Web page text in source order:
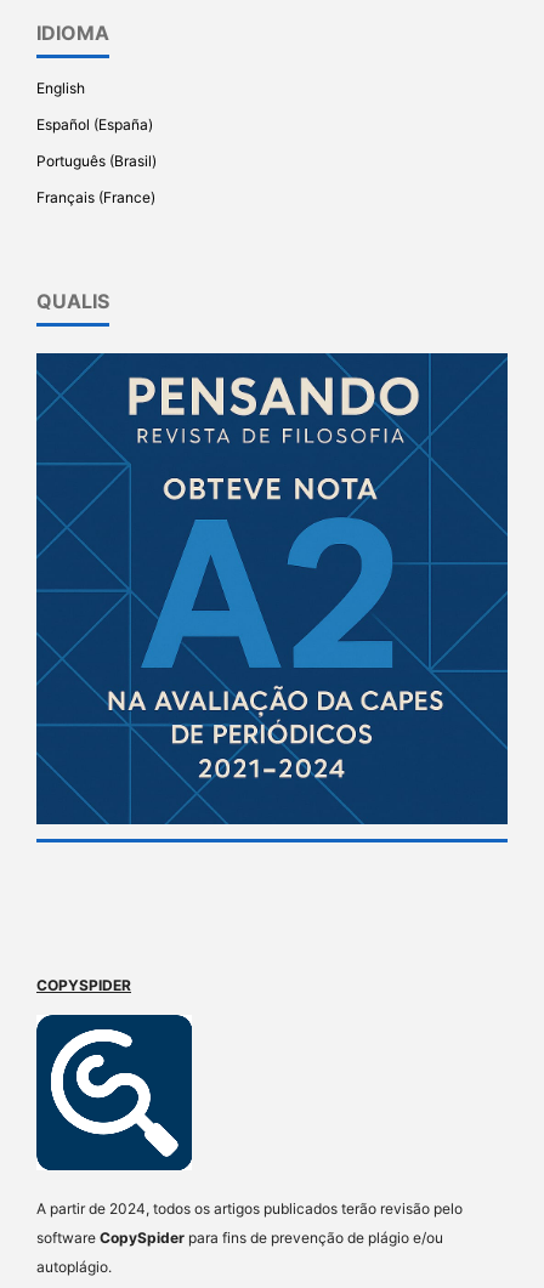
IDIOMA
English
Español (España)
Português (Brasil)
Français (France)
QUALIS
COPYSPIDER
A partir de 2024, todos os artigos publicados terão revisão pelo
software CopySpider para fins de prevenção de plágio e/ou
autoplágio.